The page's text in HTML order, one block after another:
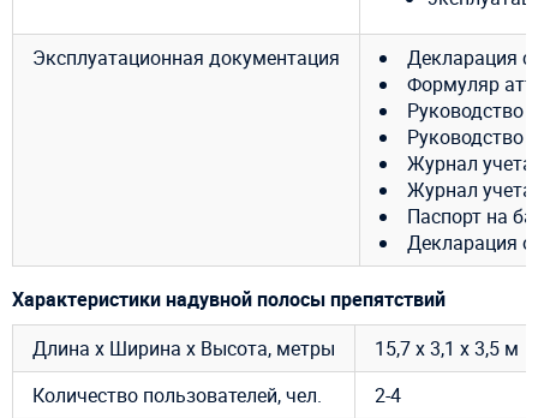
Эксплуатационная документация
Декларация
Формуляр
Руководство
Руководство
Журнал учета
Журнал учета
Паспорт на
Декларация
Характеристики надувной полосы препятствий
Длина х Ширина х Высота, метры
15,7 х 3,1 х 3,5 м
Количество пользователей, чел.
2-4